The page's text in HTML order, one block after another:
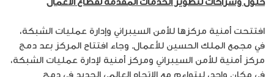
افتتحت أمنية مركزها للأمن السيبراني وإدارة عمليات الشبكة،
في مجمع الملك الحسين للأعمال. وجاء افتتاح المركز بعد دمج
مركز أمنية للأمن السيبراني ومركز أمنية لإدارة عمليات الشبكة،
في مكان واحد، ليتواءم مع الاتجاه العالمي الجديد في دمج